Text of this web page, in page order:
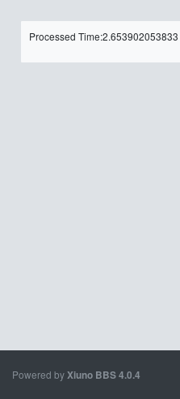
Processed Time:2.653902053833
Powered byXiuno BBS4.0.4